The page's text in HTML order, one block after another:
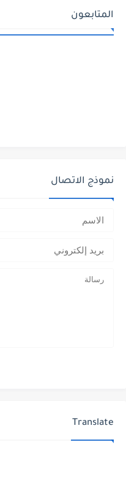
المتابعون
نموذج الاتصال
Translate